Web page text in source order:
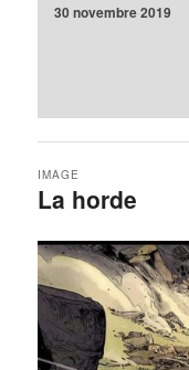
30 novembre 2019
La horde
IMAGE